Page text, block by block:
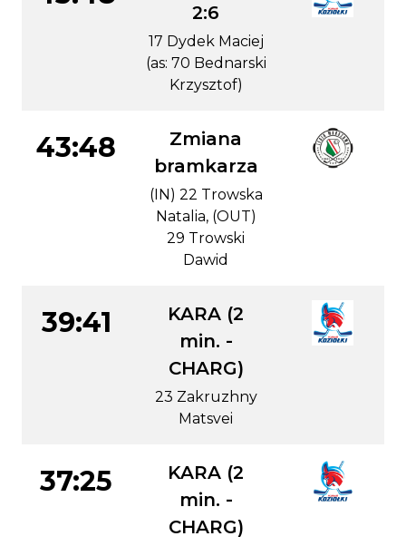
2:6
17 Dydek Maciej
(as: 70 Bednarski
Krzysztof)
43:48
Zmiana
bramkarza
(IN) 22 Trowska
Natalia, (OUT)
29 Trowski
Dawid
39:41
KARA (2
min. -
CHARG)
23 Zakruzhny
Matsvei
37:25
KARA (2
min. -
CHARG)